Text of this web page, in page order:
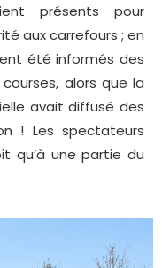
présents pour
aux carrefours ; en
été informés des
alors que la
avait diffusé des
! Les spectateurs
qu’à une partie du